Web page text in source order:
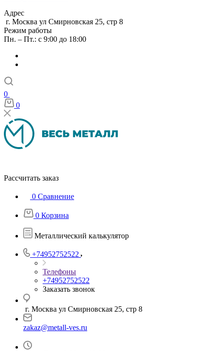
Адрес
г. Москва ул Смирновская 25, стр 8
Режим работы
Пн. – Пт.: с 9:00 до 18:00
0
0
Рассчитать заказ
0 Сравнение
0 Корзина
Металлический калькулятор
+74952752522
Телефоны
+74952752522
Заказать звонок
г. Москва ул Смирновская 25, стр 8
zakaz@metall-ves.ru